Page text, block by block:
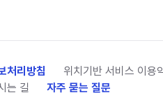
처리방침 위치기반 서비스 이용
는 길
자주 묻는 질문